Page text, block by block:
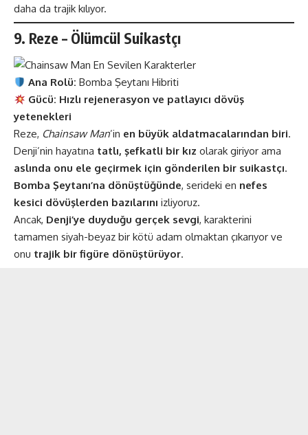
daha da trajik kılıyor.
9. Reze – Ölümcül Suikastçı
Ana Rolü: Bomba Şeytanı Hibriti
Gücü: Hızlı rejenerasyon ve patlayıcı dövüş
yetenekleri
Reze, Chainsaw Man’in en büyük aldatmacalarından biri.
Denji’nin hayatına tatlı, şefkatli bir kız olarak giriyor ama
aslında onu ele geçirmek için gönderilen bir suikastçı.
Bomba Şeytanı’na dönüştüğünde, serideki en nefes
kesici dövüşlerden bazılarını izliyoruz.
Ancak, Denji’ye duyduğu gerçek sevgi, karakterini
tamamen siyah-beyaz bir kötü adam olmaktan çıkarıyor ve
onu trajik bir figüre dönüştürüyor.